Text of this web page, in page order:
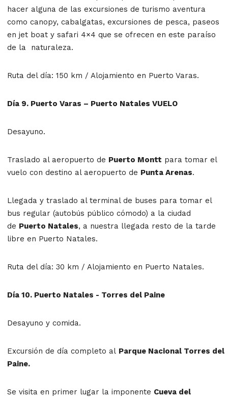
hacer alguna de las excursiones de turismo aventura
como canopy, cabalgatas, excursiones de pesca, paseos
en jet boat y safari 4×4 que se ofrecen en este paraíso
de la naturaleza.
Ruta del día: 150 km / Alojamiento en Puerto Varas.
Día 9. Puerto Varas – Puerto Natales VUELO
Desayuno.
Traslado al aeropuerto de Puerto Montt para tomar el
vuelo con destino al aeropuerto de Punta Arenas.
Llegada y traslado al terminal de buses para tomar el
bus regular (autobús público cómodo) a la ciudad
de Puerto Natales, a nuestra llegada resto de la tarde
libre en Puerto Natales.
Ruta del día: 30 km / Alojamiento en Puerto Natales.
Día 10. Puerto Natales - Torres del Paine
Desayuno y comida.
Excursión de día completo al Parque Nacional Torres del
Paine.
Se visita en primer lugar la imponente Cueva del